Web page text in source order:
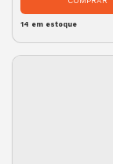
14 em estoque